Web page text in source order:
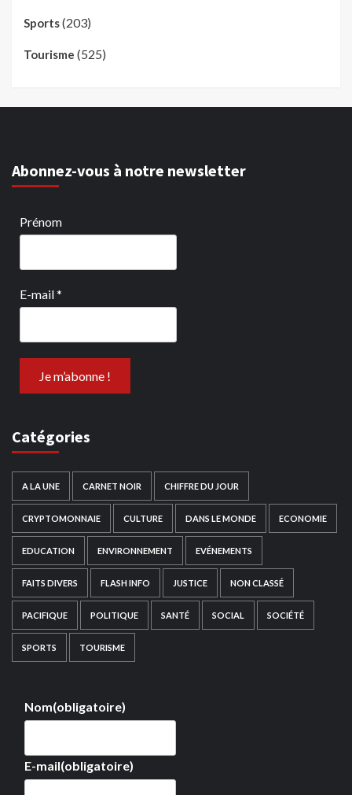
Sports(203)
Tourisme (525)
Abonnez-vous à notre newsletter
Prénom
E-mail*
Catégories
A LA UNE CARNET NOIR CHIFFRE DU JOUR
CRYPTOMONNAIE CULTURE DANS LE MONDE ECONOMIE
EDUCATION ENVIRONNEMENT EVÉNEMENTS
FAITS DIVERS FLASH INFO JUSTICE NON CLASSÉ
PACIFIQUE POLITIQUE SANTÉ SOCIAL SOCIÉTÉ
SPORTS TOURISME
Nom(obligatoire)
E-mail(obligatoire)